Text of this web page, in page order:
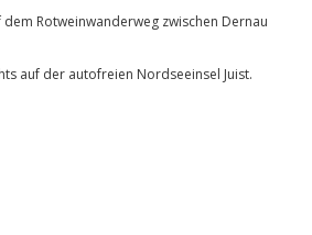
dem Rotweinwanderweg zwischen Dernau
auf der autofreien Nordseeinsel Juist.